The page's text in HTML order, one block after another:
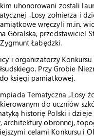
uhonorowani zostali
„Losy żołnierza i
wręczyli m.in.
Góralska, przedstawiciel
Łabędzki.
i organizatorzy
Przy Grobie
księgi pamiątkowej.
Tematyczna „Losy
do uczniów
historię Polski i
obronnej,
celami Konkursu i